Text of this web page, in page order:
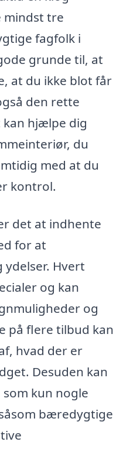
mindst tre
fagfolk i
grunde til, at
at du ikke blot får
den rette
kan hjælpe dig
du
med at du
kontrol.
det at indhente
for at
ydelser. Hvert
og kan
og
på flere tilbud kan
hvad der er
Desuden kan
kun nogle
bæredygtige